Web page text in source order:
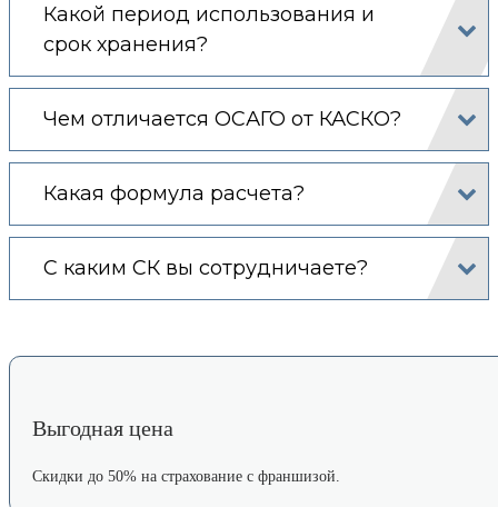
Какой период использования и
срок хранения?
Чем отличается ОСАГО от КАСКО?
Какая формула расчета?
С каким СК вы сотрудничаете?
Выгодная цена
Скидки до 50% на страхование с франшизой.